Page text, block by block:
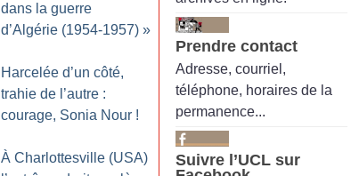
dans la guerre
d’Algérie (1954-1957) »
Harcelée d’un côté,
trahie de l’autre :
courage, Sonia Nour !
À Charlottesville (USA)
Prendre contact
Adresse, courriel,
téléphone, horaires de la
permanence...
Suivre l’UCL sur